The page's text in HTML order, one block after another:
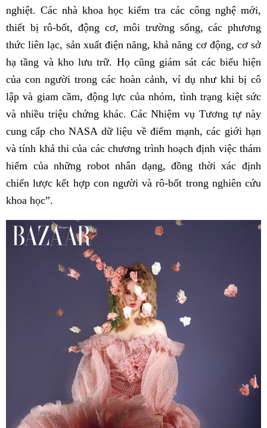
nghiệt. Các nhà khoa học kiểm tra các công nghệ mới,
thiết bị rô-bốt, động cơ, môi trường sống, các phương
thức liên lạc, sản xuất điện năng, khả năng cơ động, cơ sở
hạ tầng và kho lưu trữ. Họ cũng giám sát các biểu hiện
của con người trong các hoàn cảnh, ví dụ như khi bị cô
lập và giam cầm, động lực của nhóm, tình trạng kiệt sức
và nhiều triệu chứng khác. Các Nhiệm vụ Tương tự này
cung cấp cho NASA dữ liệu về điểm mạnh, các giới hạn
và tính khả thi của các chương trình hoạch định việc thám
hiểm của những robot nhân dạng, đồng thời xác định
chiến lược kết hợp con người và rô-bốt trong nghiên cứu
khoa học”.